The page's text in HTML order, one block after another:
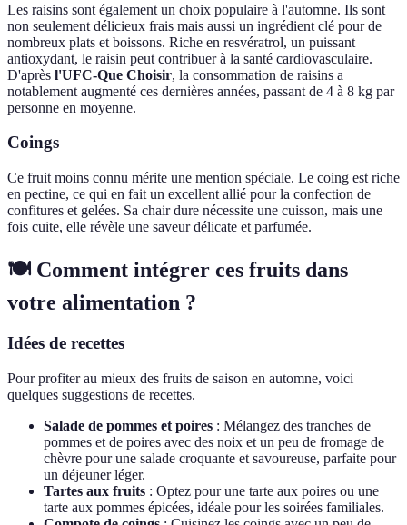
Les raisins sont également un choix populaire à l'automne. Ils sont
non seulement délicieux frais mais aussi un ingrédient clé pour de
nombreux plats et boissons. Riche en resvératrol, un puissant
antioxydant, le raisin peut contribuer à la santé cardiovasculaire.
D'après l'UFC-Que Choisir, la consommation de raisins a
notablement augmenté ces dernières années, passant de 4 à 8 kg par
personne en moyenne.
Coings
Ce fruit moins connu mérite une mention spéciale. Le coing est riche
en pectine, ce qui en fait un excellent allié pour la confection de
confitures et gelées. Sa chair dure nécessite une cuisson, mais une
fois cuite, elle révèle une saveur délicate et parfumée.
🍽️ Comment intégrer ces fruits dans
votre alimentation ?
Idées de recettes
Pour profiter au mieux des fruits de saison en automne, voici
quelques suggestions de recettes.
Salade de pommes et poires : Mélangez des tranches de
pommes et de poires avec des noix et un peu de fromage de
chèvre pour une salade croquante et savoureuse, parfaite pour
un déjeuner léger.
Tartes aux fruits : Optez pour une tarte aux poires ou une
tarte aux pommes épicées, idéale pour les soirées familiales.